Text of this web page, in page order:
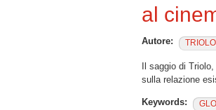
al
Autore:
Il saggio di
sulla relazione
Keywords: